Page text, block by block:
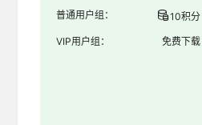
普通用户组： 10积分
VIP用户组： 免费下载